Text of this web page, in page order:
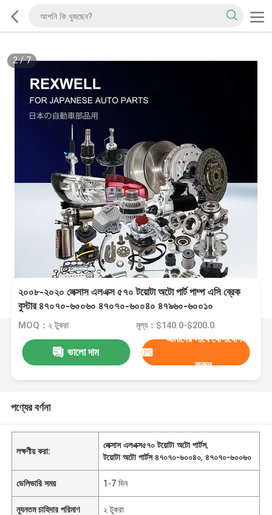
2/7
২০০৮-২০২০ লেক্সাস এলএক্স ৫৭০ টয়োটা অটো পার্ট পাম্প এসি ব্রেক
বুস্টার ৪৭০৭০-৬০০৬০ ৪৭০৭০-৬০০৪০ ৪৭৯৬০-৬০০১০
MOQ：২ টুকরা মূল্য：$140.0-$200.0
ভালো দাম
আমাদের সাথে যোগাযোগ
করুন
পণ্যের বর্ণনা
লক্ষণীয় করা:
লেক্সাস এলএক্স৫৭০ টয়োটা অটো পার্টস,
টয়োটা অটো পার্টস ৪৭০৭০-৬০০৪০,৪৭০৭০-৬০০৬০
ডেলিভারি সময় 1-7 দিন
ন্যূনতম চাহিদার পরিমাণ ২ টুকরা